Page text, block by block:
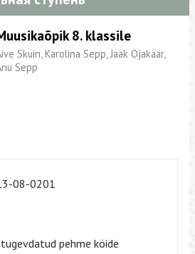
8. klassile
Skuin, Karolina Sepp, Jaak Ojakäär,
Sepp
08-0201
pehme köide